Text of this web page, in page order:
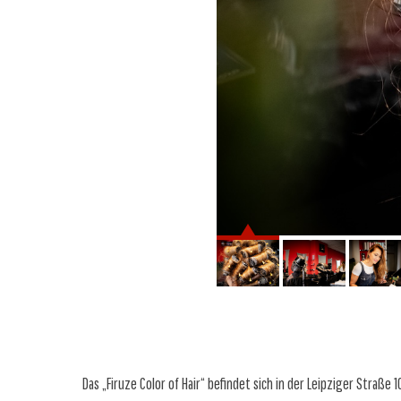
Das „Firuze Color of Hair“ befindet sich in der Leipziger